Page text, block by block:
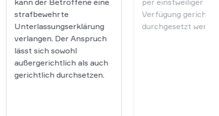
strafbewehrte
Unterlassungserklärung
verlangen. Der Anspruch
lässt sich sowohl
außergerichtlich als auch
gerichtlich durchsetzen.
Verfügung
durchgesetzt